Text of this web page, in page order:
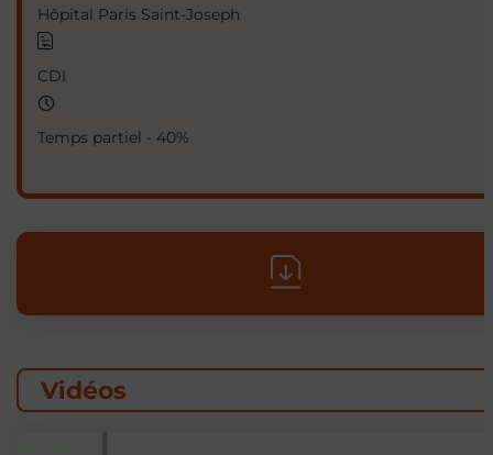
Hôpital Paris Saint-Joseph
CDI
Temps partiel - 40%
Vidéos